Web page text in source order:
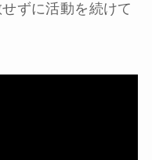
ずに活動を続けて